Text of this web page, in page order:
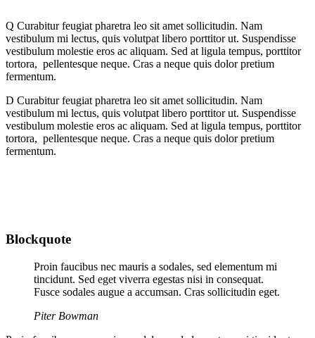
Q Curabitur feugiat pharetra leo sit amet sollicitudin. Nam
vestibulum mi lectus, quis volutpat libero porttitor ut. Suspendisse
vestibulum molestie eros ac aliquam. Sed at ligula tempus, porttitor
tortora, pellentesque neque. Cras a neque quis dolor pretium
fermentum.
D Curabitur feugiat pharetra leo sit amet sollicitudin. Nam
vestibulum mi lectus, quis volutpat libero porttitor ut. Suspendisse
vestibulum molestie eros ac aliquam. Sed at ligula tempus, porttitor
tortora, pellentesque neque. Cras a neque quis dolor pretium
fermentum.
Blockquote
Proin faucibus nec mauris a sodales, sed elementum mi
tincidunt. Sed eget viverra egestas nisi in consequat.
Fusce sodales augue a accumsan. Cras sollicitudin eget.
Piter Bowman